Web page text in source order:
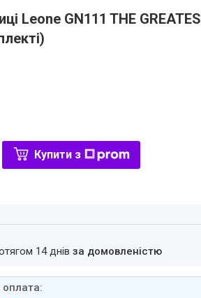
Leone GN111 THE
Купити з
14 днівза домовленістю